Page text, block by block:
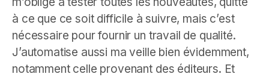
à ce que ce soit difficile à suivre, mais c’est
nécessaire pour fournir un travail de qualité.
J’automatise aussi ma veille bien évidemment,
notamment celle provenant des éditeurs. Et